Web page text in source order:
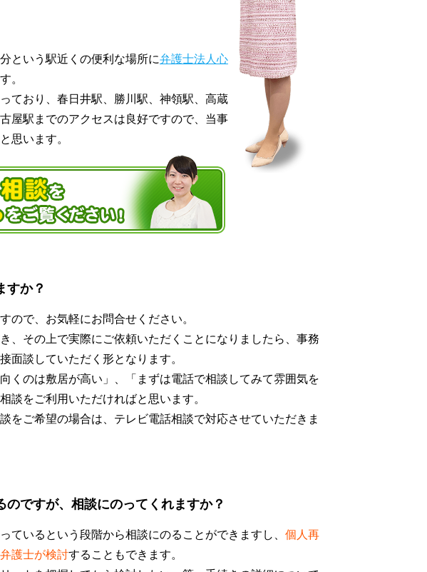
という駅近くの便利な場所に弁護士法人心
。
ており、春日井駅、勝川駅、神領駅、高蔵
屋駅までのアクセスは良好ですので、当事
思います。
すか？
ので、お気軽にお問合せください。
、その上で実際にご依頼いただくことになりましたら、事務
面談していただく形となります。
くのは敷居が高い」、「まずは電話で相談してみて雰囲気を
談をご利用いただければと思います。
をご希望の場合は、テレビ電話相談で対応させていただきま
ですが、相談にのってくれますか？
ているという段階から相談にのることができますし、 個人再
護士が検討することもできます。